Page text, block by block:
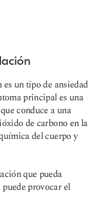
un tipo de ansiedad
principal es una
conduce a una
de carbono en la
del cuerpo y
que pueda
provocar el